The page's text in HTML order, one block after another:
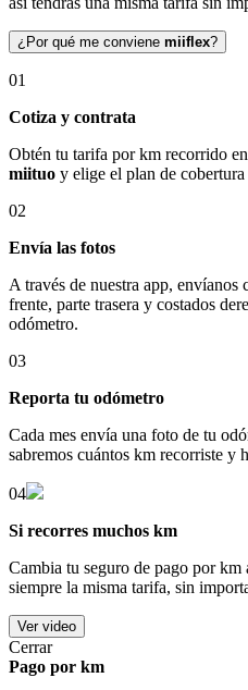
¿Por qué me conviene miiflex?
01
Cotiza y contrata
Obtén tu tarifa por km recorrido
miituo y elige el plan de
02
Envía las fotos
A través de nuestra app, envíanos
frente, parte trasera y costados
odómetro.
03
Reporta tu odómetro
Cada mes envía una foto de tu
sabremos cuántos km recorriste y
04
Si recorres muchos km
Cambia tu seguro de pago por km
siempre la misma tarifa, sin
Ver video
Cerrar
Pago por km